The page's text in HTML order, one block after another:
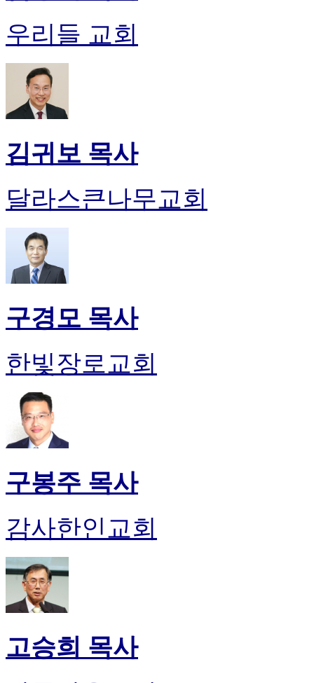
우리들 교회
김귀보 목사
달라스큰나무교회
구경모 목사
한빛장로교회
구봉주 목사
감사한인교회
고승희 목사